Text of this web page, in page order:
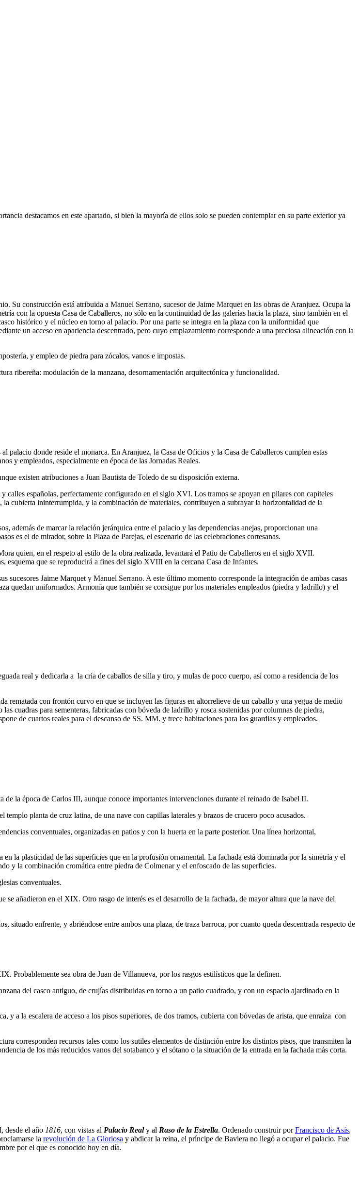
destacamos en este apartado, si bien la mayoría de ellos solo se pueden contemplar en su parte exterior ya
construcción está atribuida a Manuel Serrano, sucesor de Jaime Marquet en las obras de Aranjuez. Ocupa la
con la opuesta Casa de Caballeros, no sólo en la continuidad de las galerías hacia la plaza, sino también en el
histórico y el núcleo en torno al palacio. Por una parte se integra en la plaza con la uniformidad que
un acceso en apariencia descentrado, pero cuyo emplazamiento corresponde a una preciosa alineación con la
y empleo de piedra para zócalos, vanos e impostas.
ribereña: modulación de la manzana, desornamentación arquitectónica y funcionalidad.
donde reside el monarca. En Aranjuez, la Casa de Oficios y la Casa de Caballeros cumplen estas
y empleados, especialmente en época de las Jornadas Reales.
existen atribuciones a Juan Bautista de Toledo de su disposición externa.
calles españolas, perfectamente configurado en el siglo XVI. Los tramos se apoyan en pilares con capiteles
cubierta ininterrumpida, y la combinación de materiales, contribuyen a subrayar la horizontalidad de la
además de marcar la relación jerárquica entre el palacio y las dependencias anejas, proporcionan una
es el de mirador, sobre la Plaza de Parejas, el escenario de las celebraciones cortesanas.
quien, en el respeto al estilo de la obra realizada, levantará el Patio de Caballeros en el siglo XVII.
esquema que se reproducirá a fines del siglo XVIII en la cercana Casa de Infantes.
Jaime Marquet y Manuel Serrano. A este último momento corresponde la integración de ambas casas
quedan uniformados. Armonía que también se consigue por los materiales empleados (piedra y ladrillo) y el
real y dedicarla a la cría de caballos de silla y tiro, y mulas de poco cuerpo, así como a residencia de los
rematada con frontón curvo en que se incluyen las figuras en altorrelieve de un caballo y una yegua de medio
las cuadras para sementeras, fabricadas con bóveda de ladrillo y rosca sostenidas por columnas de piedra,
de cuartos reales para el descanso de SS. MM. y trece habitaciones para los guardias y empleados.
la época de Carlos III, aunque conoce importantes intervenciones durante el reinado de Isabel II.
planta de cruz latina, de una nave con capillas laterales y brazos de crucero poco acusados.
conventuales, organizadas en patios y con la huerta en la parte posterior. Una línea horizontal,
la plasticidad de las superficies que en la profusión ornamental. La fachada está dominada por la simetría y el
y la combinación cromática entre piedra de Colmenar y el enfoscado de las superficies.
conventuales.
añadieron en el XIX. Otro rasgo de interés es el desarrollo de la fachada, de mayor altura que la nave del
situado enfrente, y abriéndose entre ambos una plaza, de traza barroca, por cuanto queda descentrada respecto de
sea obra de Juan de Villanueva, por los rasgos estilísticos que la definen.
del casco antiguo, de crujías distribuidas en torno a un patio cuadrado, y con un espacio ajardinado en la
y a la escalera de acceso a los pisos superiores, de dos tramos, cubierta con bóvedas de arista, que enraíza con
corresponden recursos tales como los sutiles elementos de distinción entre los distintos pisos, que transmiten la
de los más reducidos vanos del sotabanco y el sótano o la situación de la entrada en la fachada más corta.
desde el año 1816, con vistas al Palacio Realy al Raso de la Estrella. Ordenado construir porFrancisco de Asís,
la revolución de La Gloriosa y abdicar la reina, el príncipe de Baviera no llegó a ocupar el palacio. Fue
por el que es conocido hoy en día.